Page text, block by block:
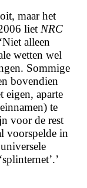
maar het
liet NRC
alleen
wetten wel
Sommige
bovendien
eigen, aparte
te
voor de rest
voorspelde in